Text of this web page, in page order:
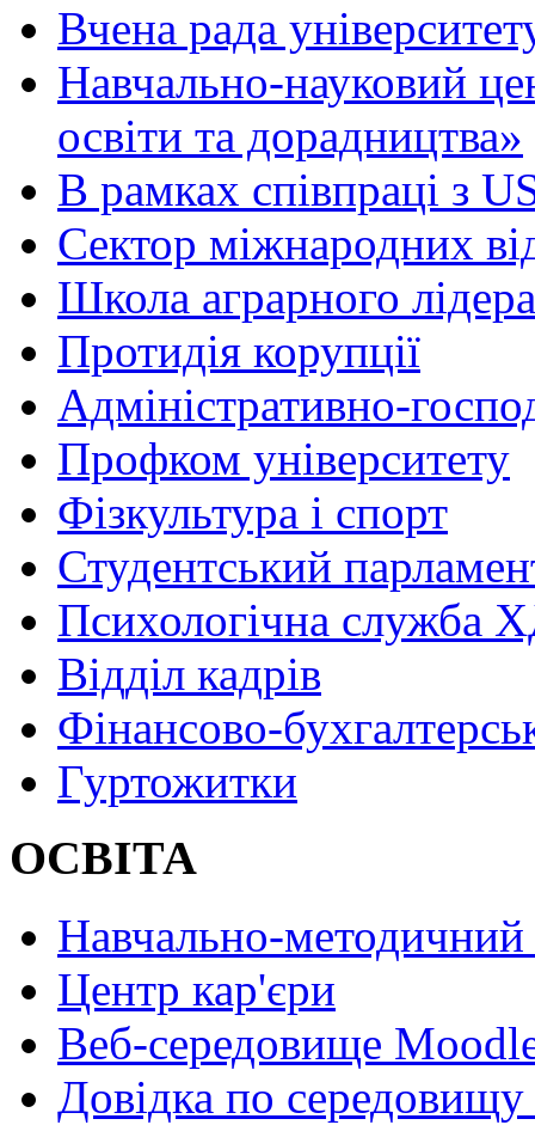
Вчена рада
Навчально-науковий
освіти та дорадництва»
В рамках співпраці з
Сектор міжнародних
Школа аграрного лідера
Протидія корупції
Адміністративно-
Профком університету
Фізкультура і спорт
Студентський
Психологічна служба
Відділ кадрів
Фінансово-
Гуртожитки
ОСВІТА
Навчально-методичний
Центр кар'єри
Веб-середовище
Довідка по